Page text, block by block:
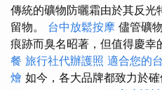
傳統的礦物防曬霜由於其反
留物。 台中放鬆按摩 儘管礦
痕跡而臭名昭著，但值得慶幸
餐 旅行社代辦護照 適合您的
燴 如今，各大品牌都致力於